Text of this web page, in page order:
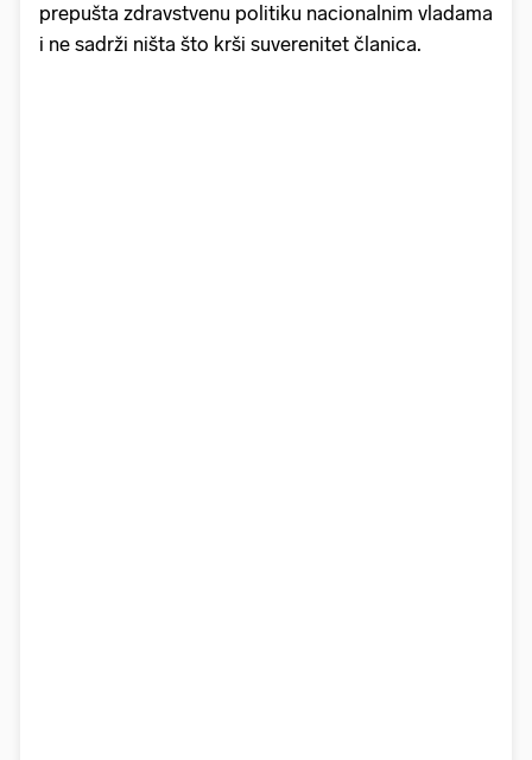
prepušta zdravstvenu politiku nacionalnim vladama
i ne sadrži ništa što krši suverenitet članica.